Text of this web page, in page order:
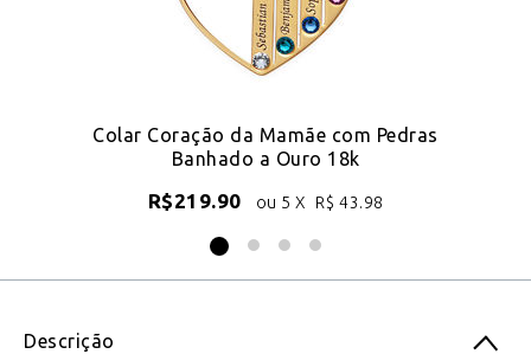
Colar Coração da Mamãe com Pedras
Banhado a Ouro 18k
R$219.90 ou 5 X R$ 43.98
Descrição